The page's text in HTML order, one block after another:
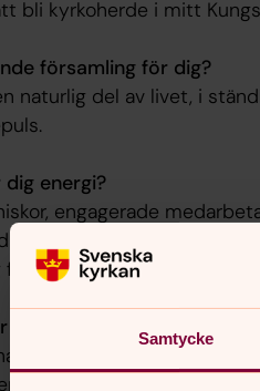
Samtycke
bli kyrkoherde i mitt
församling för dig?
naturlig del av livet, i
energi?
engagerade
bön, meditation och
förstår.
mest för dig just nu?
mycket av min tro och
i gudstjänst. Några följer